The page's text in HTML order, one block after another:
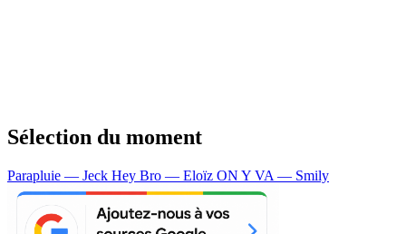
Sélection du moment
Parapluie — Jeck Hey Bro — Eloïz ON Y VA — Smily